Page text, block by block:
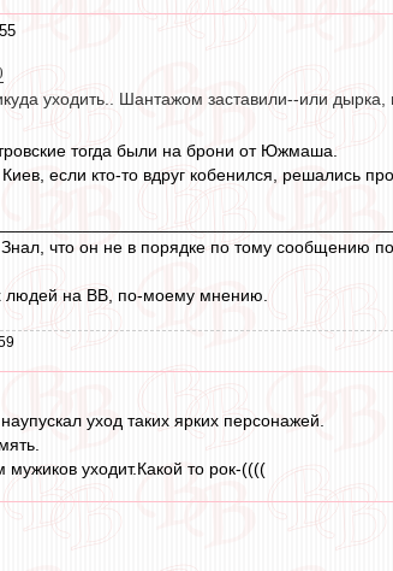
уходить.. Шантажом заставили--или дырка,
тогда были на брони от Южмаша.
если кто-то вдруг кобенился, решались
что он не в порядке по тому сообщению
людей на ВВ, по-моему мнению.
уход таких ярких персонажей.
уходит.Какой то рок-((((